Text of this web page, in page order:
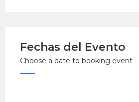
Fechas del Evento
Choose a date to booking event